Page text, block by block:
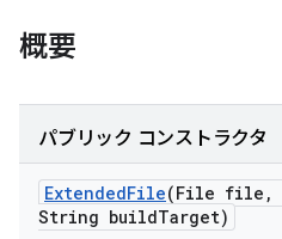
概要
パブリック コンストラクタ
ExtendedFile(File file ,
String buildTarget)